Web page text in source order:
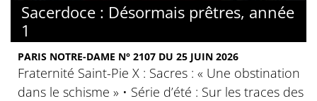
Sacerdoce : Désormais prêtres, année
1
PARIS NOTRE-DAME N° 2107 DU 25 JUIN 2026
Fraternité Saint-Pie X : Sacres : « Une obstination
dans le schisme » • Série d’été : Sur les traces des